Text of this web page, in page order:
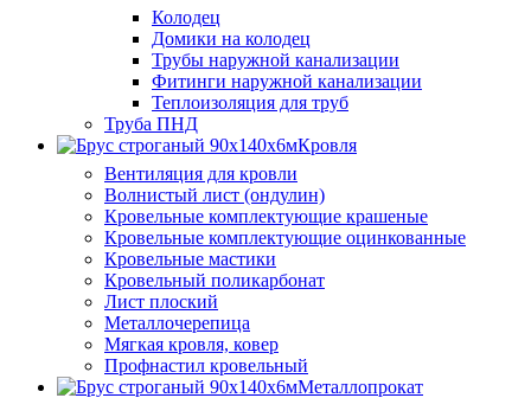
Колодец
Домики на колодец
Трубы наружной канализации
Фитинги наружной канализации
Теплоизоляция для труб
Труба ПНД
Кровля
Вентиляция для кровли
Волнистый лист (ондулин)
Кровельные комплектующие крашеные
Кровельные комплектующие оцинкованные
Кровельные мастики
Кровельный поликарбонат
Лист плоский
Металлочерепица
Мягкая кровля, ковер
Профнастил кровельный
Металлопрокат